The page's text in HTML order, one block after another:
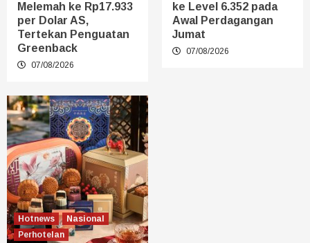
Melemah ke Rp17.933
per Dolar AS,
Tertekan Penguatan
Greenback
07/08/2026
ke Level 6.352 pada
Awal Perdagangan
Jumat
07/08/2026
Hotnews
Nasional
Perhotelan